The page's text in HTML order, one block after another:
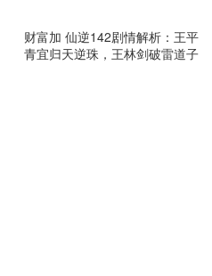
财富加 仙逆142剧情解析：王平
青宜归天逆珠，王林剑破雷道子